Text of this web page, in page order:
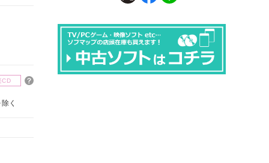
CD
く